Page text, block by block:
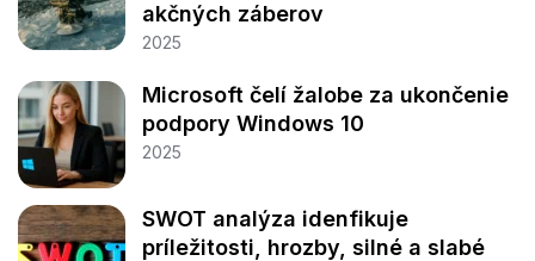
akčných záberov
2025
Microsoft čelí žalobe za ukončenie
podpory Windows 10
2025
SWOT analýza idenfikuje
príležitosti, hrozby, silné a slabé